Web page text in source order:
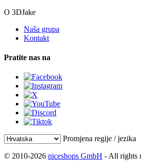
O 3DJake
Naša grupa
Kontakt
Pratite nas na
Promjena regije / jezika
© 2010-2026 niceshops GmbH - All rights